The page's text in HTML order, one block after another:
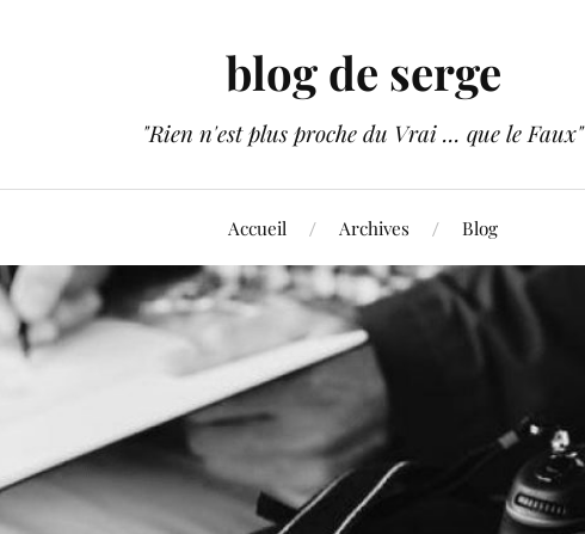
blog de serge
"Rien n'est plus proche du Vrai ... que le Faux"
Accueil Archives Blog